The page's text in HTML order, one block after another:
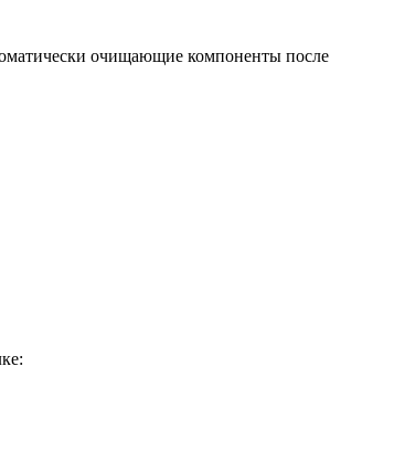
очищающие компоненты после